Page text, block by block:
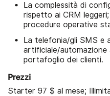
La complessità di
rispetto ai CRM
procedure operative
La telefonia/gli SMS e
artificiale/automazione
portafoglio dei clienti.
Prezzi
Starter 97 $ al mese;